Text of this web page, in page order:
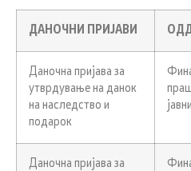
ДАНОЧНИ ПРИЈАВИ
Даночна пријава за
утврдување на данок
на наследство и
подарок
Даночна пријава за